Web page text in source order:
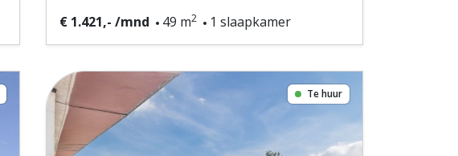
€ 1.421,- /mnd 49 m2 1 slaapkamer
Te huur